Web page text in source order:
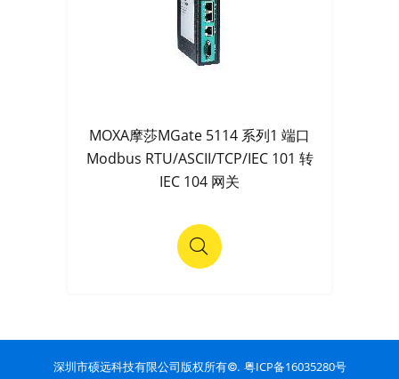
MOXA摩莎MGate 5114 系列1 端口
Modbus RTU/ASCII/TCP/IEC 101 转
IEC 104 网关
深圳市硕远科技有限公司版权所有©. 粤ICP备16035280号